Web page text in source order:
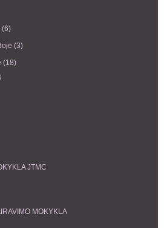
(6)
(3)
(18)
JTMC
MOKYKLA